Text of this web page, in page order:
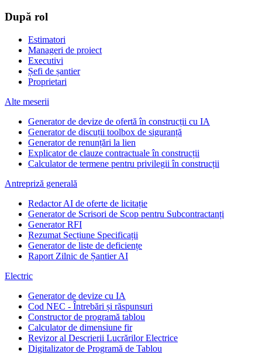
După rol
Estimatori
Manageri de proiect
Executivi
Șefi de șantier
Proprietari
Alte meserii
Generator de devize de ofertă în construcții cu IA
Generator de discuții toolbox de siguranță
Generator de renunțări la lien
Explicator de clauze contractuale în construcții
Calculator de termene pentru privilegii în construcții
Antrepriză generală
Redactor AI de oferte de licitație
Generator de Scrisori de Scop pentru Subcontractanți
Generator RFI
Rezumat Secțiune Specificații
Generator de liste de deficiențe
Raport Zilnic de Șantier AI
Electric
Generator de devize cu IA
Cod NEC - Întrebări și răspunsuri
Constructor de programă tablou
Calculator de dimensiune fir
Revizor al Descrierii Lucrărilor Electrice
Digitalizator de Programă de Tablou